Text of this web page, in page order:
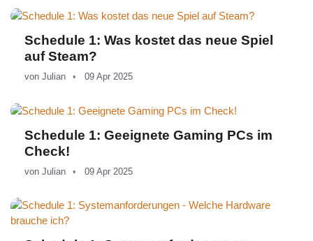
Schedule 1: Was kostet das neue Spiel
auf Steam?
von Julian 09 Apr 2025
Schedule 1: Geeignete Gaming PCs im
Check!
von Julian 09 Apr 2025